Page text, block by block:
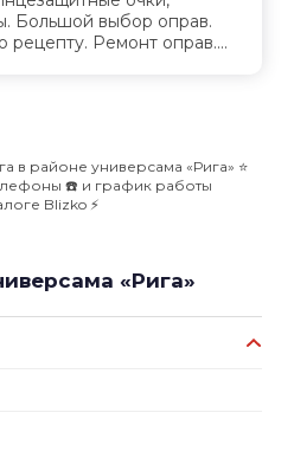
Большой выбор оправ.
рецепту. Ремонт оправ....
в районе универсама «Рига» ⭐️
☎️ и график работы
Blizko ⚡️
«Рига»